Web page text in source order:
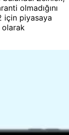
olmadığını
için piyasaya
olarak